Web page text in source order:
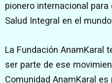
pionero internacional
Salud Integral en el
La Fundación AnamKaral
ser parte de ese
Comunidad AnamKaral